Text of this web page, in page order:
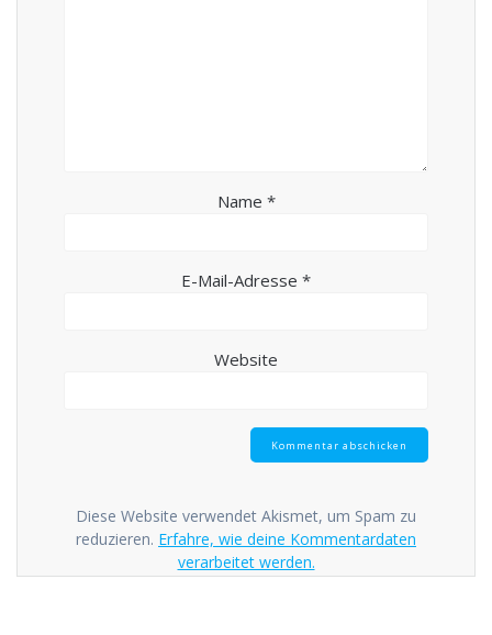
Name *
E-Mail-Adresse *
Website
Diese Website verwendet Akismet, um Spam zu
reduzieren. Erfahre, wie deine Kommentardaten
verarbeitet werden.